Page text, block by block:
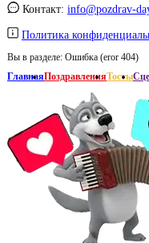
Контакт: info@pozdrav-
Политика
Вы в разделе: Ошибка (eror 404)
ГлавнаяПоздравленияТосты